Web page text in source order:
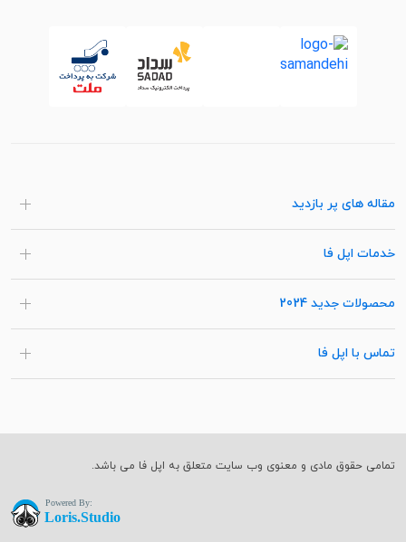
مقاله های پر بازدید
خدمات اپل فا
محصولات جدید 2024
تماس با اپل فا
تمامی حقوق مادی و معنوی وب سایت متعلق به اپل فا می باشد.